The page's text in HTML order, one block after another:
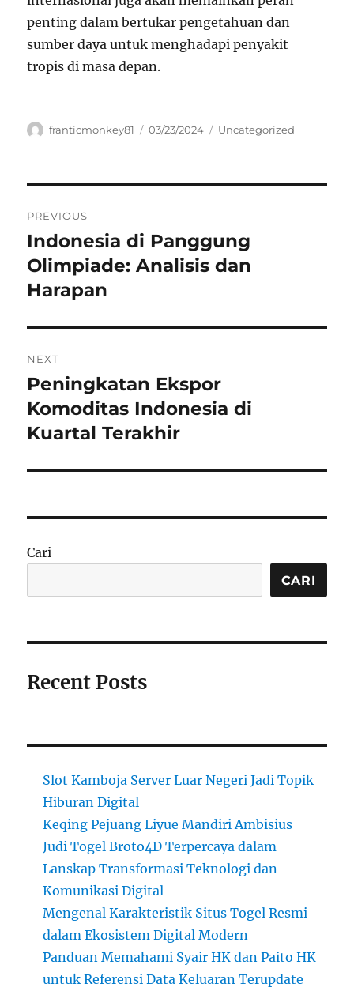
penting dalam bertukar pengetahuan dan
sumber daya untuk menghadapi penyakit
tropis di masa depan.
Author
franticmonkey81
Posted
03/23/2024 Categories
Uncategorized
pos
PREVIOUS
Previous
post:
Indonesia di Panggung
Olimpiade: Analisis dan
Harapan
NEXT
Next
post:
Peningkatan Ekspor
Komoditas Indonesia di
Kuartal Terakhir
Cari
CARI
Recent Posts
Slot Kamboja Server Luar Negeri Jadi Topik
Hiburan Digital
Keqing Pejuang Liyue Mandiri Ambisius
Judi Togel Broto4D Terpercaya dalam
Lanskap Transformasi Teknologi dan
Komunikasi Digital
Mengenal Karakteristik Situs Togel Resmi
dalam Ekosistem Digital Modern
Panduan Memahami Syair HK dan Paito HK
untuk Referensi Data Keluaran Terupdate